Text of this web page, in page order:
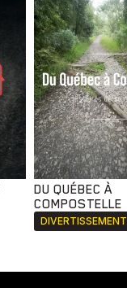
DU QUÉBEC À
COMPOSTELLE
DIVERTISSEMENT